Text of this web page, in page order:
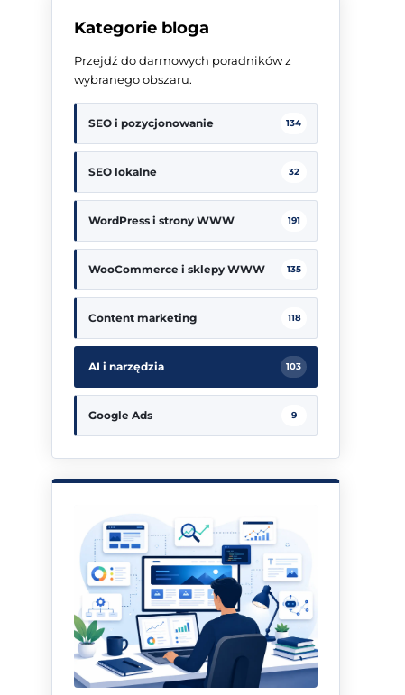
Kategorie bloga
Przejdź do darmowych poradników z
wybranego obszaru.
SEO i pozycjonowanie 134
SEO lokalne 32
WordPress i strony WWW 191
WooCommerce i sklepy WWW 135
Content marketing 118
AI i narzędzia 103
Google Ads 9